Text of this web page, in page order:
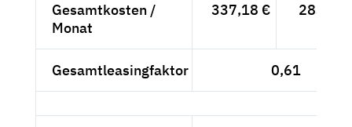
Gesamtkosten /
Monat
337,18 € 283,34
Gesamtleasingfaktor 0,61